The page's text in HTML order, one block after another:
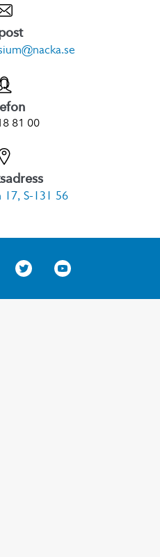
81 00
17, S-131 56